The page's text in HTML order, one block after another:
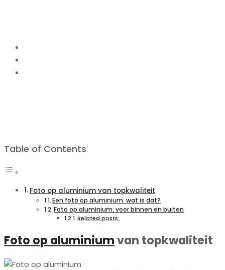
Table of Contents
Foto op aluminium van topkwaliteit
Een foto op aluminium: wat is dat?
Foto op aluminium: voor binnen en buiten
Related posts:
Foto op aluminiumvan topkwaliteit